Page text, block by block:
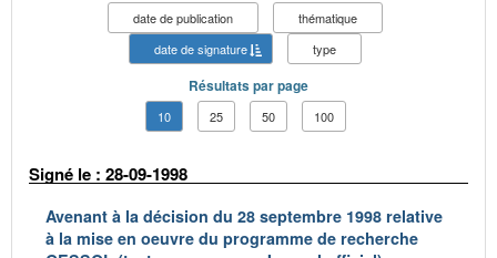
date de publication
thématique
date de signature
type
Résultats par page
10 25 50 100
Signé le : 28-09-1998
Avenant à la décision du 28 septembre 1998 relative
à la mise en oeuvre du programme de recherche